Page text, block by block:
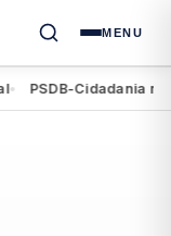
MENU
PSDB-Cidadania